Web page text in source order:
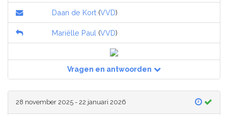
Daan de Kort (VVD)
Mariëlle Paul (VVD)
Vragen en antwoorden
28 november 2025 - 22 januari 2026